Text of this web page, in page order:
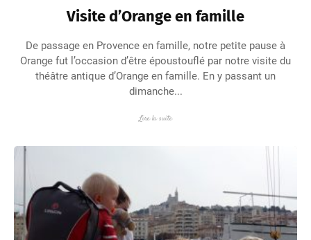
Visite d’Orange en famille
De passage en Provence en famille, notre petite pause à
Orange fut l’occasion d’être époustouflé par notre visite du
théâtre antique d’Orange en famille. En y passant un
dimanche...
Lire la suite